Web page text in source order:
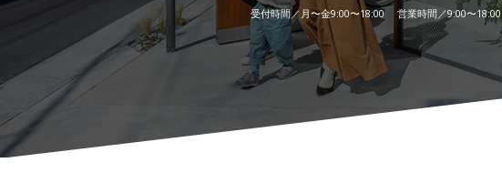
受付時間／月〜金9:00〜18:00 営業時間／9:00〜18:00